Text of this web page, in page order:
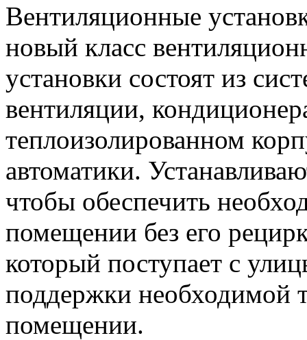
Вентиляционные
новый класс
установки состоят из
вентиляции,
теплоизолированном
автоматики.
чтобы обеспечить
помещении без его
который поступает с
поддержки необходимой
помещении.